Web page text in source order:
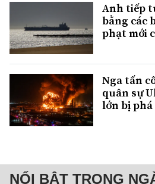
Anh tiếp
bằng các
phạt mới
Nga tấn
quân sự
lớn bị
NỔI BẬT TRONG